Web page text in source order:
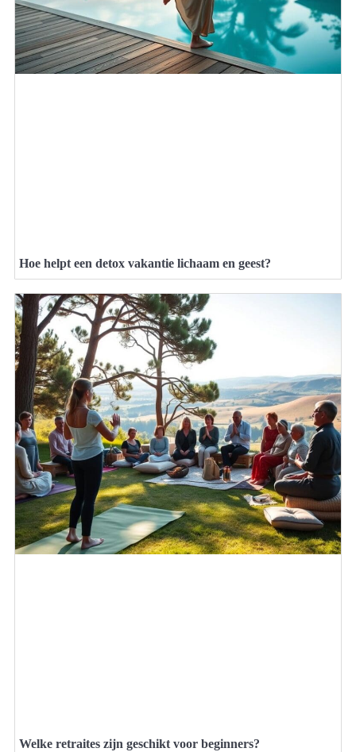
Hoe helpt een detox vakantie lichaam en geest?
Welke retraites zijn geschikt voor beginners?